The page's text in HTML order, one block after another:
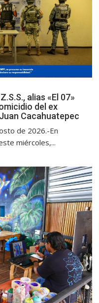
alias «El 07»
del ex
Cacahuatepec
de 2026.-En
miércoles,...